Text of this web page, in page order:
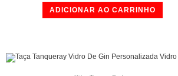
ADICIONAR AO CARRINHO